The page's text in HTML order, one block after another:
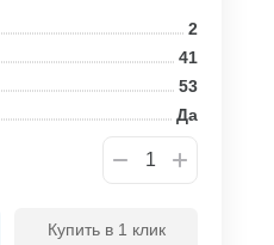
2
41
53
Да
Купить в 1 клик